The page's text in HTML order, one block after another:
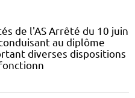
de l'AS Arrêté du 10 juin
au diplôme
diverses dispositions